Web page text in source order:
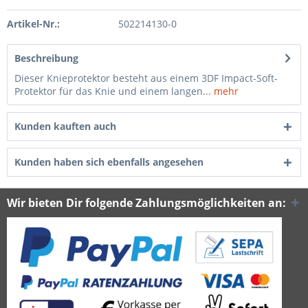
Artikel-Nr.: 502214130-0
Beschreibung
Dieser Knieprotektor besteht aus einem 3DF Impact-Soft-
Protektor für das Knie und einem langen... mehr
Kunden kauften auch
Kunden haben sich ebenfalls angesehen
Wir bieten Dir folgende Zahlungsmöglichkeiten an: